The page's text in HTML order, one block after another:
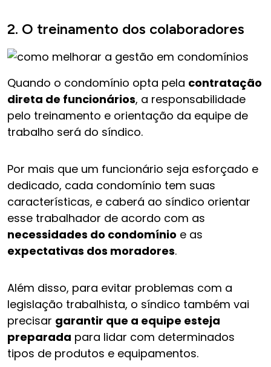
2. O treinamento dos colaboradores
Quando o condomínio opta pela contratação
direta de funcionários, a responsabilidade
pelo treinamento e orientação da equipe de
trabalho será do síndico.
Por mais que um funcionário seja esforçado e
dedicado, cada condomínio tem suas
características, e caberá ao síndico orientar
esse trabalhador de acordo com as
necessidades do condomínio e as
expectativas dos moradores.
Além disso, para evitar problemas com a
legislação trabalhista, o síndico também vai
precisar garantir que a equipe esteja
preparada para lidar com determinados
tipos de produtos e equipamentos.